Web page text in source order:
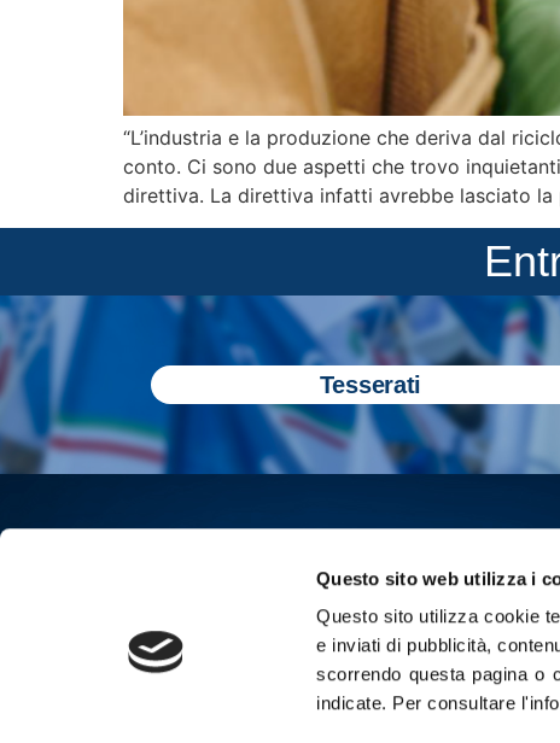
Questo sito web utilizza i
Questo sito utilizza cookie
e inviati di pubblicità,
scorrendo questa pagina o
indicate. Per consultare
“L’industria e la produzione che deriva dal
conto. Ci sono due aspetti che trovo
direttiva. La direttiva infatti avrebbe lasciato
Tesserati